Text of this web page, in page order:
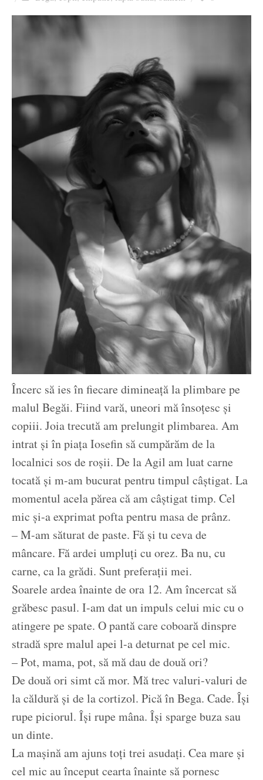
Ziua culorii
Încerc să ies în fiecare dimineață la plimbare pe
malul Begăi. Fiind vară, uneori mă însoțesc și
copiii. Joia trecută am prelungit plimbarea. Am
intrat și în piața Iosefin să cumpărăm de la
localnici sos de roșii. De la Agil am luat carne
tocată și m-am bucurat pentru timpul câștigat. La
momentul acela părea că am câștigat timp. Cel
mic și-a exprimat pofta pentru masa de prânz.
– M-am săturat de paste. Fă și tu ceva de
mâncare. Fă ardei umpluți cu orez. Ba nu, cu
carne, ca la grădi. Sunt preferații mei.
Soarele ardea înainte de ora 12. Am încercat să
grăbesc pasul. I-am dat un impuls celui mic cu o
atingere pe spate. O pantă care coboară dinspre
stradă spre malul apei l-a deturnat pe cel mic.
– Pot, mama, pot, să mă dau de două ori?
De două ori simt că mor. Mă trec valuri-valuri de
la căldură și de la cortizol. Pică în Bega. Cade. Își
rupe piciorul. Își rupe mâna. Își sparge buza sau
un dinte.
La mașină am ajuns toți trei asudați. Cea mare și
cel mic au început cearta înainte să pornesc